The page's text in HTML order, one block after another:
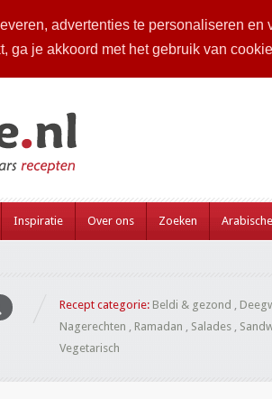
advertenties te personaliseren
ga je akkoord met het gebruik van
Inspiratie Over ons Zoeken
Recept categorie: Beldi & gezond ,
Nagerechten , Ramadan , Salades ,
Vegetarisch